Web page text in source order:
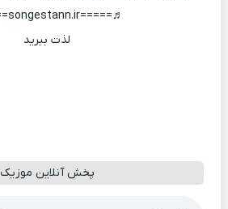
♬=====songestann.ir====♬
لذت ببرید
پخش آنلاین موزیک